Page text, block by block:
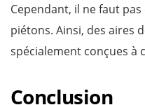
Cependant, il ne faut
piétons. Ainsi, des aires
spécialement conçues à
Conclusion